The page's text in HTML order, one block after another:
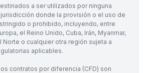
a ser utilizados por ninguna
donde la provisión o el uso de
o prohibido, incluyendo, entre
el Reino Unido, Cuba, Irán, Myanmar,
Norte o cualquier otra región sujeta a
aplicables.
contratos por diferencia (CFD) son